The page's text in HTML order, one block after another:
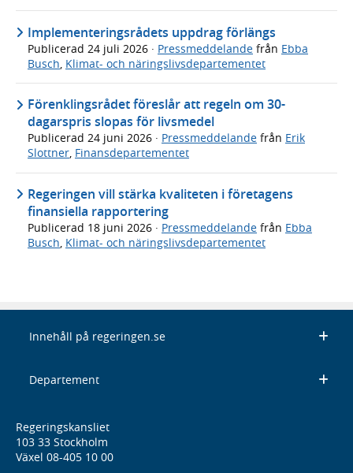
Implementeringsrådets uppdrag förlängs
Publicerad 24 juli 2026 · Pressmeddelande från Ebba
Busch Klimat- och näringslivsdepartementet
Förenklingsrådet föreslår att regeln om 30-
dagarspris slopas för livsmedel
Publicerad 24 juni 2026 · Pressmeddelande från Erik
Slottner, Finansdepartementet
Regeringen vill stärka kvaliteten i företagens
finansiella rapportering
Publicerad 18 juni 2026 · Pressmeddelande från Ebba
Busch, Klimat- och näringslivsdepartementet
Innehåll på regeringen.se
Departement
Regeringskansliet
103 33 Stockholm
Växel 08-405 10 00